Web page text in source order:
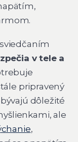
v tele a
pripravený
dôležité
ale
,